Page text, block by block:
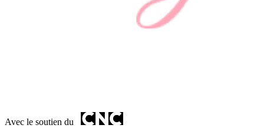
Avec le soutien du